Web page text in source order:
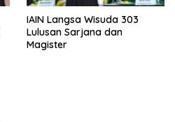
IAIN Langsa Wisuda 303
Lulusan Sarjana dan
Magister